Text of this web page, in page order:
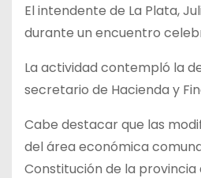
El intendente de La Plata,
durante un encuentro
La actividad contempló la
secretario de Hacienda y
Cabe destacar que las
del área económica
Constitución de la provincia